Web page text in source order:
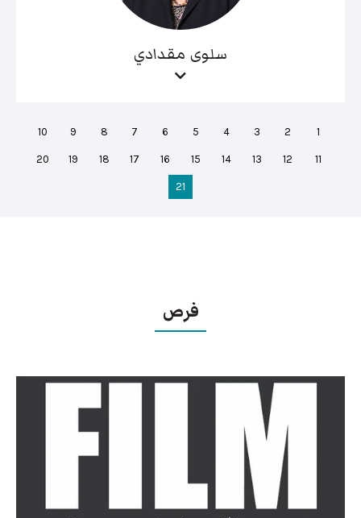
سلوى مقدادي
1
2
3
4
5
6
7
8
9
10
11
12
13
14
15
16
17
18
19
20
21
فرص